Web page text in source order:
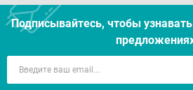
Подписывайтесь, чтобы